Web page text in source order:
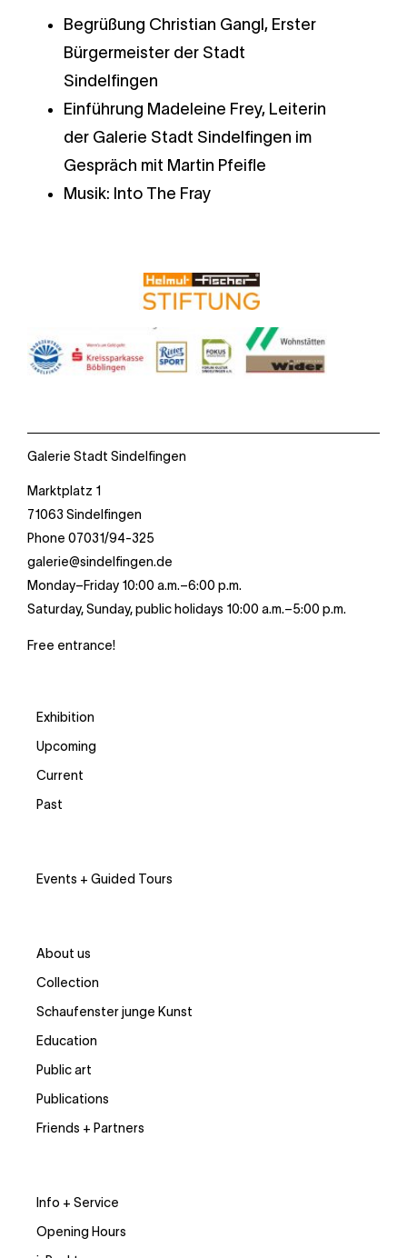
Begrüßung Christian Gangl, Erster
Bürgermeister der Stadt
Sindelfingen
Einführung Madeleine Frey, Leiterin
der Galerie Stadt Sindelfingen im
Gespräch mit Martin Pfeifle
Musik: Into The Fray
Galerie Stadt Sindelfingen
Marktplatz 1
71063 Sindelfingen
Phone 07031/94-325
galerie@sindelfingen.de
Monday–Friday 10:00 a.m.–6:00 p.m.
Saturday, Sunday, public holidays 10:00 a.m.–5:00 p.m.
Free entrance!
Exhibition
Upcoming
Current
Past
Events + Guided Tours
About us
Collection
Schaufenster junge Kunst
Education
Public art
Publications
Friends + Partners
Info + Service
Opening Hours